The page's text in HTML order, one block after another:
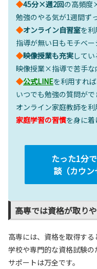
◆45分×週2回の高頻度
勉強のやる気が1週間ず
◆オンライン自習室を利
指導が無い日もモチベー
◆映像授業も充実してい
映像授業×指導で苦手な
◆公式LINEを利用すれば
いつでも勉強の質問がで
オンライン家庭教師を利
家庭学習の習慣を身に着
たった1分
談（カウ
高専では資格が取り
高専には、資格を取得す
学校や専門的な資格試験の
サポートは万全です。